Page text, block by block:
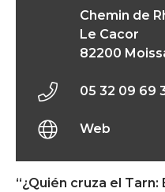
“¿Quién cruza el Tarn:
Chemin de
Le Cacor
82200
05 32 09 69
Web